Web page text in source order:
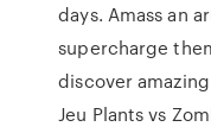
days. Amass an
supercharge
discover
Jeu Plants vs